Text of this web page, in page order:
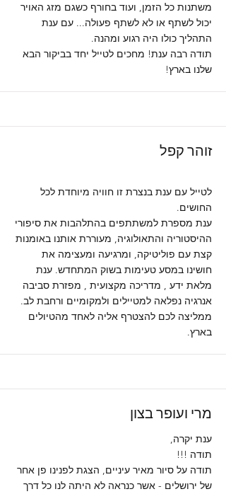
משתנות כל הזמן, ועוד בחורף כשגם מזג האויר
יכול לשתף או לא לשתף פעולה... עם ענת
התהליך כולו היה רגוע ומהנה.
תודה רבה ענת! מחכים לטייל יחד בביקור הבא
שלנו בארץ!
זוהר קפל
לטייל עם ענת בנצרת זו חוויה מיוחדת לכל
החושים.
ענת מספרת למשתתפים בהתלהבות את סיפורי
ההיסטוריה והתאולוגיה, מעוררת אותנו באומנות
קצת עם פוליטיקה, ומרגיעה ומעצימה את
חושינו במסע טעימות בשוק המתחדש. ענת
מלאת ידע , מדריכה מקצועית , מפזרת סביבה
אנרגיה נפלאה למטיילים ולמקומיים ורחבת לב.
ממליצה לכם להצטרף אליה לאחד מהטיולים
בארץ.
מרי ועופר בצון
ענת יקרה,
תודה !!!
תודה על סיור מאיר עיניים, הצגת לפנינו פן אחר
של ירושלים - אשר כנראה לא היתה לנו כל דרך